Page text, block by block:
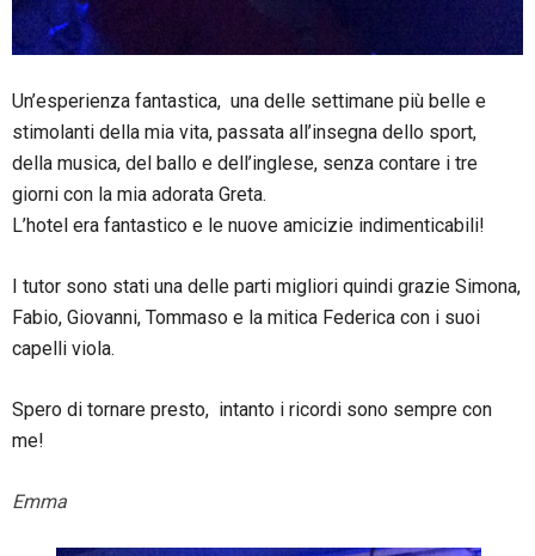
Un’esperienza fantastica, una delle settimane più belle e
stimolanti della mia vita, passata all’insegna dello sport,
della musica, del ballo e dell’inglese, senza contare i tre
giorni con la mia adorata Greta.
L’hotel era fantastico e le nuove amicizie indimenticabili!
I tutor sono stati una delle parti migliori quindi grazie Simona,
Fabio, Giovanni, Tommaso e la mitica Federica con i suoi
capelli viola.
Spero di tornare presto, intanto i ricordi sono sempre con
me!
Emma